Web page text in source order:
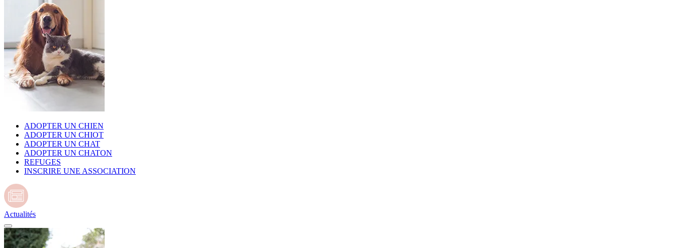
ADOPTER UN CHIEN
ADOPTER UN CHIOT
ADOPTER UN CHAT
ADOPTER UN CHATON
REFUGES
INSCRIRE UNE ASSOCIATION
Actualités